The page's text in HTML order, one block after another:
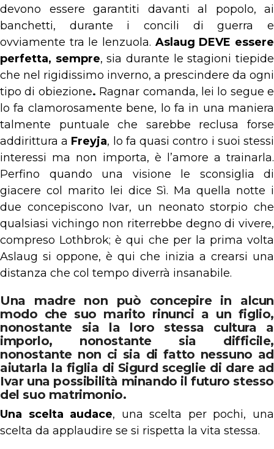
devono essere garantiti davanti al popolo, ai
banchetti, durante i concili di guerra e
ovviamente tra le lenzuola. Aslaug DEVE essere
perfetta, sempre, sia durante le stagioni tiepide
che nel rigidissimo inverno, a prescindere da ogni
tipo di obiezione. Ragnar comanda, lei lo segue e
lo fa clamorosamente bene, lo fa in una maniera
talmente puntuale che sarebbe reclusa forse
addirittura a Freyja, lo fa quasi contro i suoi stessi
interessi ma non importa, è l’amore a trainarla.
Perfino quando una visione le sconsiglia di
giacere col marito lei dice Sì. Ma quella notte i
due concepiscono Ivar, un neonato storpio che
qualsiasi vichingo non riterrebbe degno di vivere,
compreso Lothbrok; è qui che per la prima volta
Aslaug si oppone, è qui che inizia a crearsi una
distanza che col tempo diverrà insanabile.
Una madre non può concepire in alcun
modo che suo marito rinunci a un figlio,
nonostante sia la loro stessa cultura a
imporlo, nonostante sia difficile,
nonostante non ci sia di fatto nessuno ad
aiutarla la figlia di Sigurd sceglie di dare ad
Ivar una possibilità minando il futuro stesso
del suo matrimonio.
Una scelta audace, una scelta per pochi, una
scelta da applaudire se si rispetta la vita stessa.